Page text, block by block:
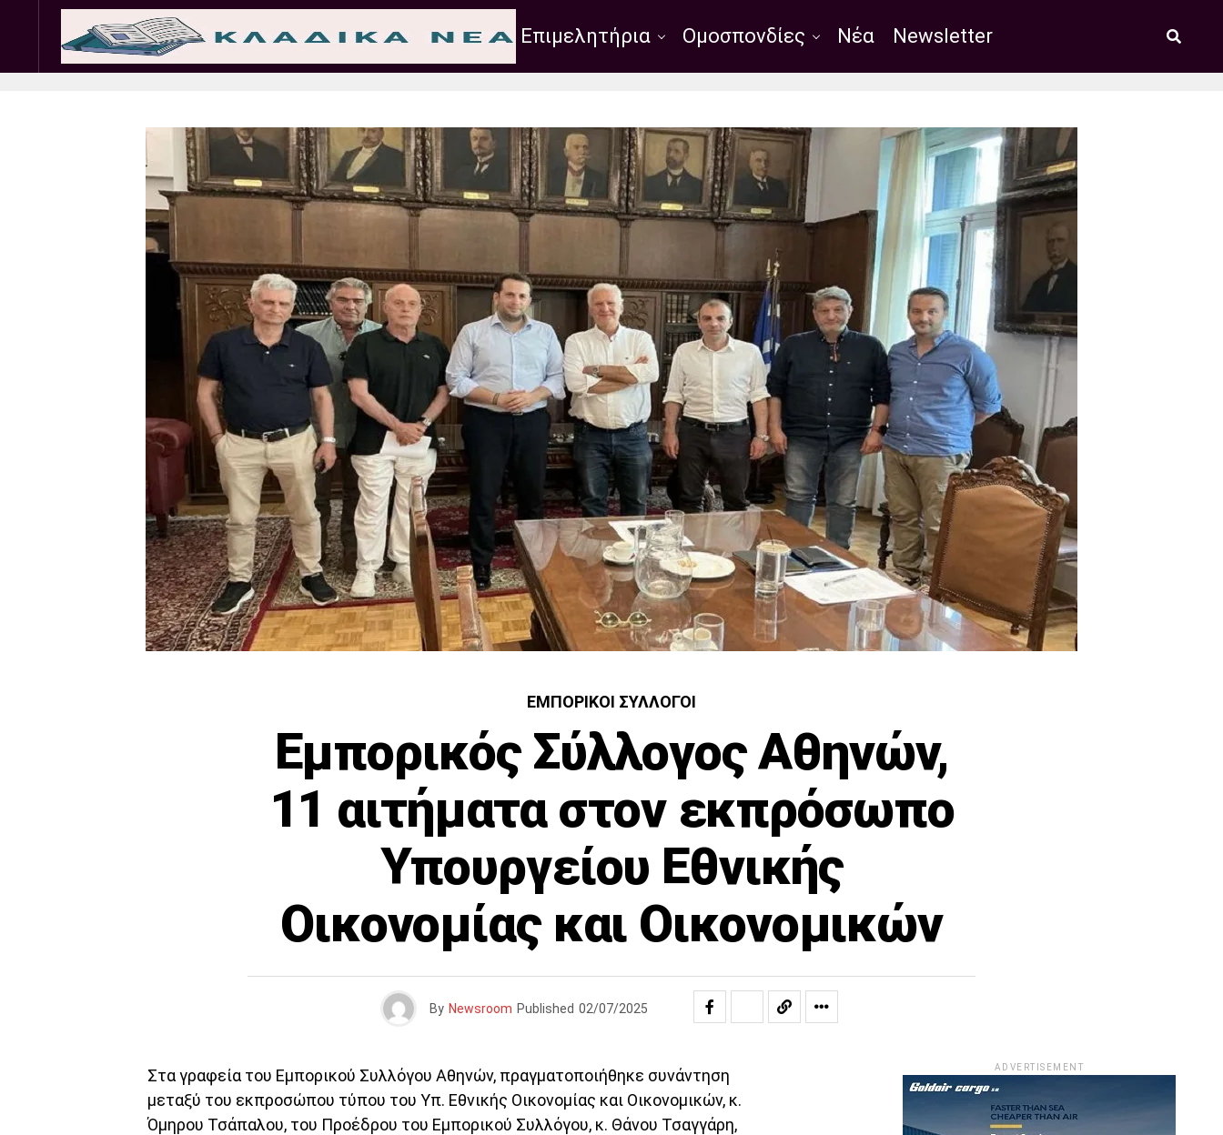
Σωματεία Εμπ. Σύλλογοι Επιμελητήρια Ομοσπονδίες Νέα Newsletter
ΕΜΠΟΡΙΚΟΊ ΣΎΛΛΟΓΟΙ
Εμπορικός Σύλλογος Αθηνών,
11 αιτήματα στον εκπρόσωπο
Υπουργείου Εθνικής
Οικονομίας και Οικονομικών
By Newsroom Published 02/07/2025
Στα γραφεία του Εμπορικού Συλλόγου Αθηνών, πραγματοποιήθηκε συνάντηση
μεταξύ του εκπροσώπου τύπου του Υπ. Εθνικής Οικονομίας και Οικονομικών, κ.
Όμηρου Τσάπαλου, του Προέδρου του Εμπορικού Συλλόγου, κ. Θάνου Τσαγγάρη,
ADVERTISEMENT